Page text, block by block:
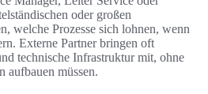
oder großen
welche Prozesse sich lohnen, wenn
Externe Partner bringen oft
technische Infrastruktur mit, ohne
aufbauen müssen.